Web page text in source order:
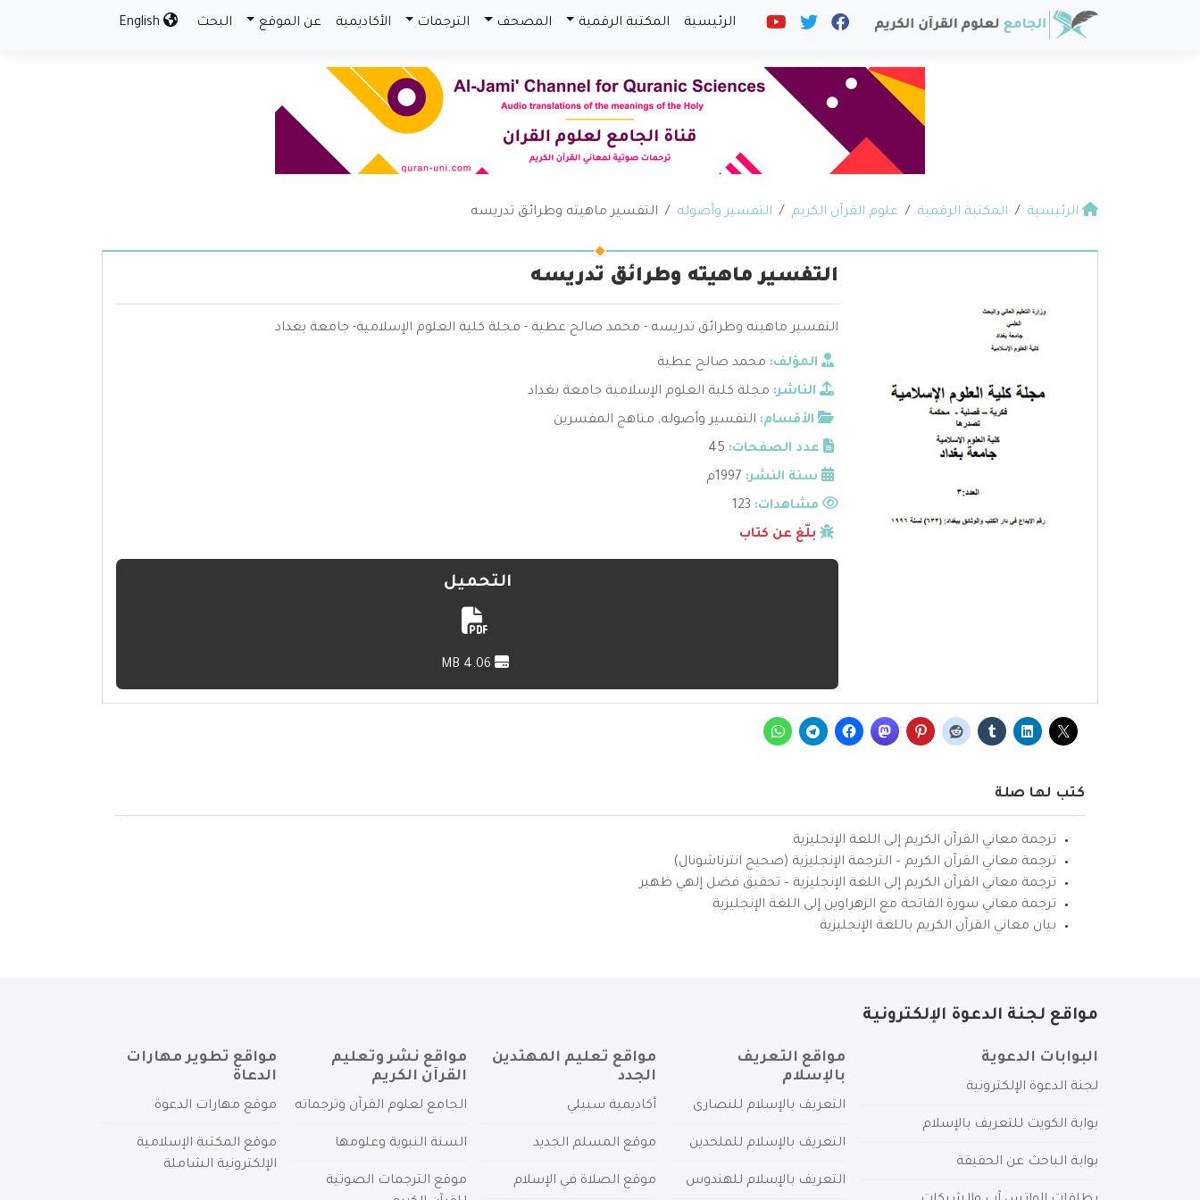
الرئيسية المكتبة الرقمية المصحف الترجمات الأكاديمية عن الموقع البحث
الرئيسية المكتبة الرقمية علوم القرآن الكريم التفسير وأصوله التفسير ماهيته وطرائق تدريسه
التفسير ماهيته وطرائق تدريسه
التفسير ماهيته وطرائق تدريسه - محمد صالح عطية - مجلة كلية العلوم الإسلامية- جامعة بغداد
المؤلف: محمد صالح عطية
الناشر: مجلة كلية العلوم الإسلامية جامعة بغداد
الأقسام: التفسير وأصوله, مناهج المفسرين
عدد الصفحات: 45
سنة النشر: 1997م
مشاهدات:
بلّغ عن كتاب
التحميل
كتب لها صلة
ترجمة معاني القرآن الكريم إلى اللغة الإنجليزية
ترجمة معاني القرآن الكريم – الترجمة الإنجليزية (صحيح انترناشونال)
ترجمة معاني القرآن الكريم إلى اللغة الإنجليزية – تحقيق فضل إلهي ظهير
ترجمة معاني سورة الفاتحة مع الزهراوين إلى اللغة الإنجليزية
بيان معاني القرآن الكريم باللغة الإنجليزية
مواقع لجنة الدعوة الإلكترونية
البوابات الدعوية
لجنة الدعوة الإلكترونية
بوابة الكويت للتعريف بالإسلام
بوابة الباحث عن الحقيقة
مواقع التعريف
بالإسلام
التعريف بالإسلام للنصارى
التعريف بالإسلام للملحدين
التعريف بالإسلام للهندوس
مواقع تعليم المهتدين
الجدد
أكاديمية سبيلي
موقع المسلم الجديد
موقع الصلاة في الإسلام
مواقع نشر وتعليم
القرآن الكريم
الجامع لعلوم القرآن وترجماته
السنة النبوية وعلومها
موقع الترجمات الصوتية
مواقع تطوير مهارات
الدعاة
موقع مهارات الدعوة
موقع المكتبة الإسلامية
الإلكترونية الشاملة